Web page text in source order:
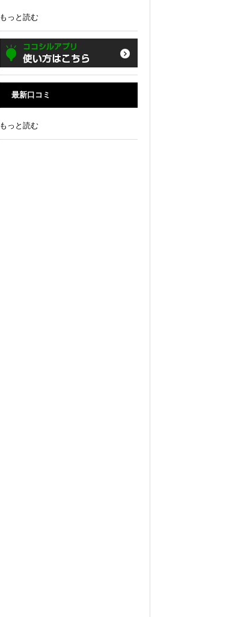
もっと読む
最新口コミ
もっと読む